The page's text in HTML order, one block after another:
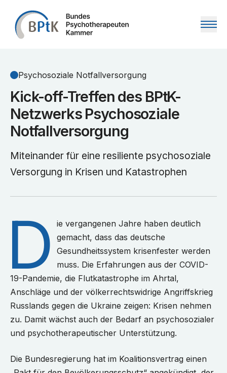
Zum Inhalt springen
Psychosoziale Notfallversorgung
Kick-off-Treffen des BPtK-
Netzwerks Psychosoziale
Notfallversorgung
Miteinander für eine resiliente psychosoziale
Versorgung in Krisen und Katastrophen
D
ie vergangenen Jahre haben deutlich
gemacht, dass das deutsche
Gesundheitssystem krisenfester werden
muss. Die Erfahrungen aus der COVID-
19-Pandemie, die Flutkatastrophe im Ahrtal,
Anschläge und der völkerrechtswidrige Angriffskrieg
Russlands gegen die Ukraine zeigen: Krisen nehmen
zu. Damit wächst auch der Bedarf an psychosozialer
und psychotherapeutischer Unterstützung.
Die Bundesregierung hat im Koalitionsvertrag einen